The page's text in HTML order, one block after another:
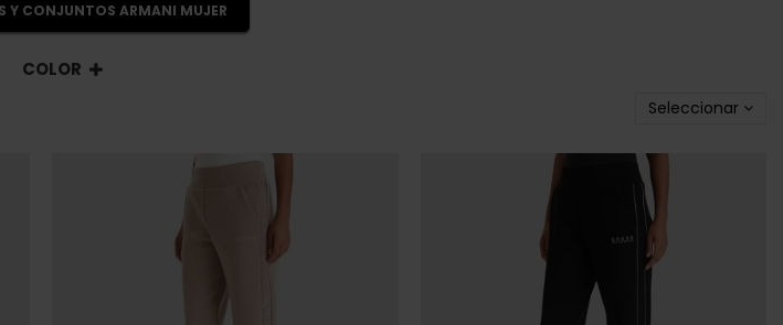
Y CONJUNTOS ARMANI MUJER
COLOR
Seleccionar